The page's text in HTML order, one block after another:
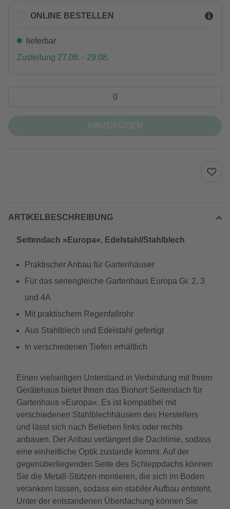
ONLINE BESTELLEN
lieferbar
Zustellung 27.08. - 29.08.
ARTIKELBESCHREIBUNG
Seitendach »Europa«, Edelstahl/Stahlblech
Praktischer Anbau für Gartenhäuser
Für das seriengleiche Gartenhaus Europa Gr. 2, 3
und 4A
Mit praktischem Regenfallrohr
Aus Stahlblech und Edelstahl gefertigt
In verschiedenen Tiefen erhältlich
Einen vielseitigen Unterstand in Verbindung mit Ihrem
Gerätehaus bietet Ihnen das Biohort Seitendach für
Gartenhaus »Europa«. Es ist kompatibel mit
verschiedenen Stahlblechhäusern des Herstellers
und lässt sich nach Belieben links oder rechts
anbauen. Der Anbau verlängert die Dachlinie, sodass
eine einheitliche Optik zustande kommt. Auf der
gegenüberliegenden Seite des Schleppdachs können
Sie die Metall-Stützen montieren, die sich im Boden
verankern lassen, sodass ein stabiler Aufbau entsteht.
Unter der entstandenen Überdachung können Sie